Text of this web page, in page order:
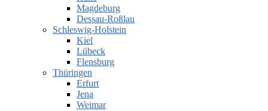
Magdeburg
Dessau-Roßlau
Schleswig-Holstein
Kiel
Lübeck
Flensburg
Thüringen
Erfurt
Jena
Weimar